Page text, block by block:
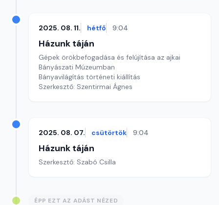
2025. 08. 11. hétfő 9:04
Házunk táján
Gépek örökbefogadása és felújítása az ajkai
Bányászati Múzeumban
Bányavilágítás történeti kiállítás
Szerkesztő: Szentirmai Ágnes
2025. 08. 07. csütörtök 9:04
Házunk táján
Szerkesztő: Szabó Csilla
ÉPP EZT AZ ADÁST NÉZED